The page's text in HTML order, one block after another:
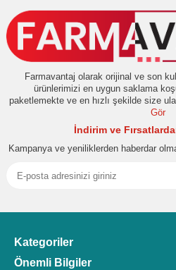
Farmavantaj olarak orijinal ve son
ürünlerimizi en uygun saklama
paketlemekte ve en hızlı şekilde size
Gör
İndirim ve
Kampanya ve yeniliklerden haberdar
Kategoriler
Önemli Bilgiler